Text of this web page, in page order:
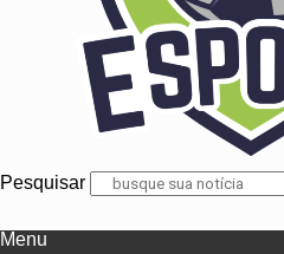
Pesquisar
Menu